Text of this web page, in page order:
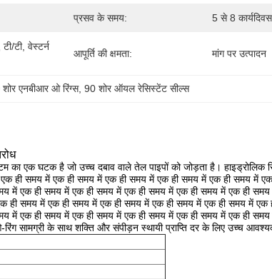
प्रसव के समय: 5 से 8 कार्यदिवस
टी, वेस्टर्न
आपूर्ति की क्षमता: मांग पर उत्पादन
एनबीआर ओ रिंग्स, 90 शोर ऑयल रेसिस्टेंट सील्स
का एक घटक है जो उच्च दबाव वाले तेल पाइपों को जोड़ता है।
ही समय में एक ही समय में एक ही समय में एक ही समय में एक ही समय में
में एक ही समय में एक ही समय में एक ही समय में एक ही समय में एक ही
समय में एक ही समय में एक ही समय में एक ही समय में एक ही समय में एक
में एक ही समय में एक ही समय में एक ही समय में एक ही समय में एक ही
सामग्री के साथ शक्ति और संपीड़न स्थायी प्राप्ति दर के लिए उच्च